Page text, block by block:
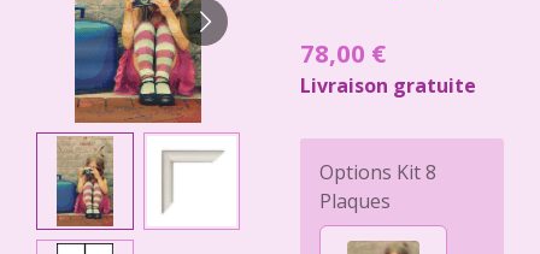
78,00 €
Livraison gratuite
Options Kit 8
Plaques